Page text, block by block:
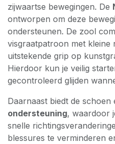
zijwaartse bewegingen. De
ontworpen om deze
ondersteunen. De zool
visgraatpatroon met
uitstekende grip op
Hierdoor kun je veilig
gecontroleerd glijden
Daarnaast biedt de schoen
ondersteuning, waardoor
snelle
blessures te verminderen